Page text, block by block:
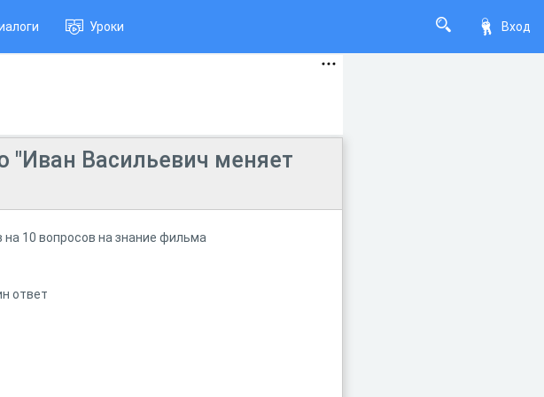
Вход
Уроки
"Иван Васильевич меняет
10 вопросов на знание фильма
ответ